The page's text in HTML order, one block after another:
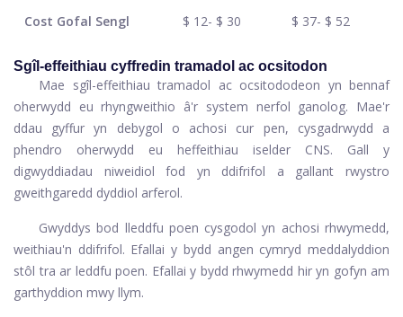
Cost Gofal Sengl $ 12- $ 30 $ 37- $ 52
Sgîl-effeithiau cyffredin tramadol ac ocsitodon
Mae sgîl-effeithiau tramadol ac ocsitododeon yn bennaf
oherwydd eu rhyngweithio â'r system nerfol ganolog. Mae'r
ddau gyffur yn debygol o achosi cur pen, cysgadrwydd a
phendro oherwydd eu heffeithiau iselder CNS. Gall y
digwyddiadau niweidiol fod yn ddifrifol a gallant rwystro
gweithgaredd dyddiol arferol.
Gwyddys bod lleddfu poen cysgodol yn achosi rhwymedd,
weithiau'n ddifrifol. Efallai y bydd angen cymryd meddalyddion
stôl tra ar leddfu poen. Efallai y bydd rhwymedd hir yn gofyn am
garthyddion mwy llym.